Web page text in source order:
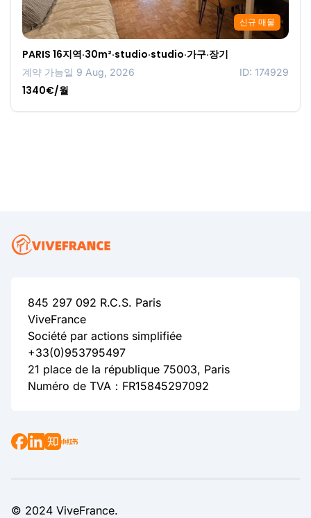
신규 매물
PARIS 16지역·30m²·studio·studio·가구·장기
계약 가능일 9 Aug, 2026 ID: 174929
1340€/월
845 297 092 R.C.S. Paris
ViveFrance
Société par actions simplifiée
+33(0)953795497
21 place de la république 75003, Paris
Numéro de TVA：FR15845297092
© 2024 ViveFrance.